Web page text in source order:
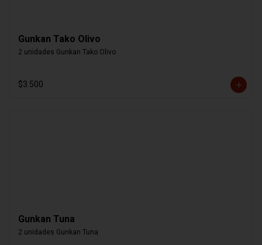
Gunkan Tako Olivo
2 unidades Gunkan Tako Olivo
$3.500
Gunkan Tuna
2 unidades Gunkan Tuna